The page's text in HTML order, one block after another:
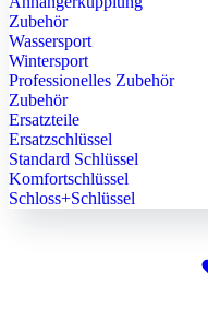
Zubehör
Wassersport
Wintersport
Professionelles Zubehör
Zubehör
Ersatzteile
Ersatzschlüssel
Standard Schlüssel
Komfortschlüssel
Schloss+Schlüssel